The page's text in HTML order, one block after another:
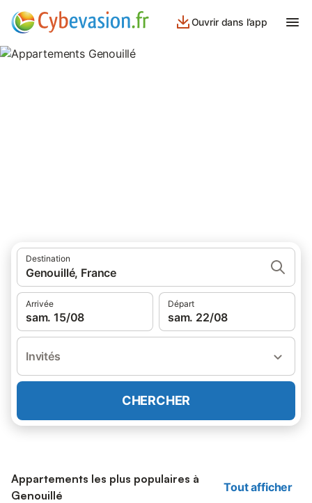
Ouvrir dans l’app
Destination
Genouillé, France
Arrivée
sam. 15/08
Départ
sam. 22/08
Invités
CHERCHER
Appartements les plus populaires à
Genouillé
Tout afficher